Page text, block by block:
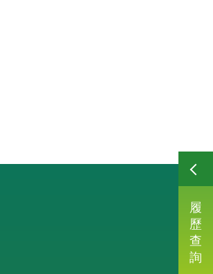
履
歷
查
詢